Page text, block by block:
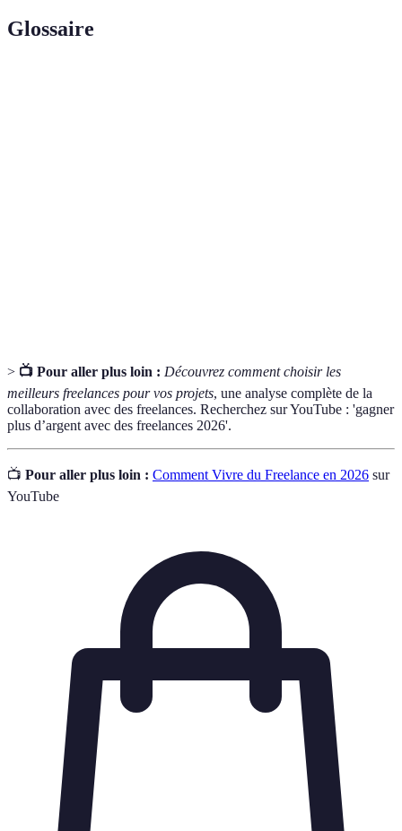
Glossaire
> 📺 Pour aller plus loin : Découvrez comment choisir les
meilleurs freelances pour vos projets, une analyse complète de la
collaboration avec des freelances. Recherchez sur YouTube : 'gagner
plus d’argent avec des freelances 2026'.
📺 Pour aller plus loin : Comment Vivre du Freelance en 2026 sur
YouTube